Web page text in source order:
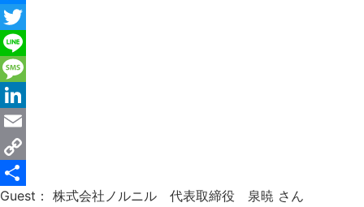
Messenger
Twitter
Line
Message
LinkedIn
Email
Copy
Link
共
Guest： 株式会社ノルニル 代表取締役 泉暁 さん